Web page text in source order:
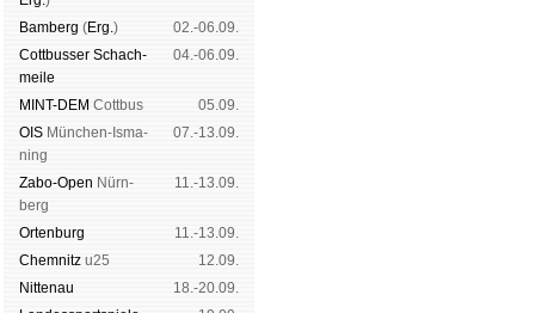
Bam­berg (Erg.)
02.-06.09.
Cott­busser Schach­
meile
04.-06.09.
MINT-DEM Cott­bus
05.09.
OIS Mün­chen-Is­ma­
ning
07.-13.09.
Zabo-Open Nürn­
berg
11.-13.09.
Orten­burg
11.-13.09.
Chem­nitz u25
12.09.
Nitte­nau
18.-20.09.